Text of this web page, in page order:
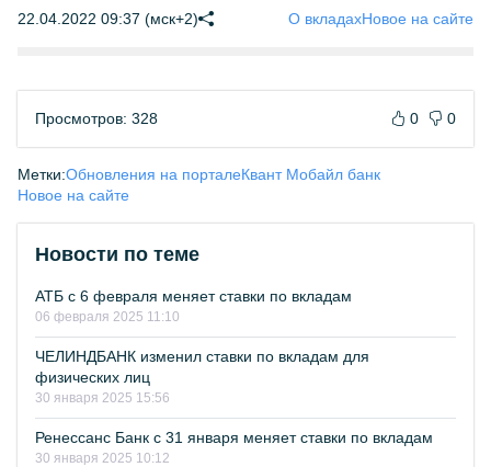
22.04.2022 09:37 (мск+2) О вкладахНовое на сайте
Просмотров: 328 0 0
Метки:Обновления на порталеКвант Мобайл банк
Новое на сайте
Новости по теме
АТБ с 6 февраля меняет ставки по вкладам
06 февраля 2025 11:10
ЧЕЛИНДБАНК изменил ставки по вкладам для
физических лиц
30 января 2025 15:56
Ренессанс Банк с 31 января меняет ставки по вкладам
30 января 2025 10:12